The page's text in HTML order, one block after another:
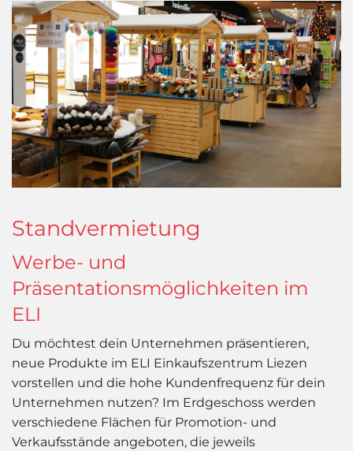
Standvermietung
Werbe- und
Präsentationsmöglichkeiten im
ELI
Du möchtest dein Unternehmen präsentieren,
neue Produkte im ELI Einkaufszentrum Liezen
vorstellen und die hohe Kundenfrequenz für dein
Unternehmen nutzen? Im Erdgeschoss werden
verschiedene Flächen für Promotion- und
Verkaufsstände angeboten, die jeweils